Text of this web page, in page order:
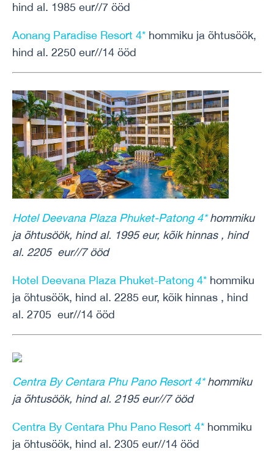
hind al. 1985 eur//7 ööd
Aonang Paradise Resort 4* hommiku ja õhtusöök,
hind al. 2250 eur//14 ööd
Hotel Deevana Plaza Phuket-Patong 4*hommiku
ja õhtusöök, hind al. 1995 eur, kõik hinnas , hind
al. 2205 eur//7 ööd
Hotel Deevana Plaza Phuket-Patong 4* hommiku
ja õhtusöök, hind al. 2285 eur, kõik hinnas , hind
al. 2705 eur//14 ööd
Centra By Centara Phu Pano Resort 4*hommiku
ja õhtusöök, hind al. 2195 eur//7 ööd
Centra By Centara Phu Pano Resort 4* hommiku
ja õhtusöök, hind al. 2305 eur//14 ööd